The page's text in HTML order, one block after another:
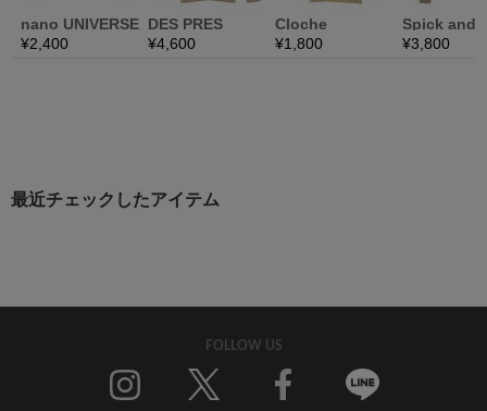
最近チェックしたアイテム
FOLLOW US